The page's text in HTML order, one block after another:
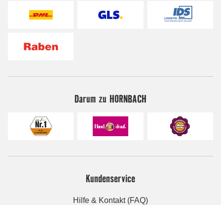
Darum zu HORNBACH
Kundenservice
Hilfe & Kontakt (FAQ)